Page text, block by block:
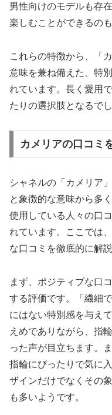
男性向けのモデルも存
楽しむことができるの
これらの特徴から、「
意味を兼ね備えた、特
れています。長く愛用
たりの選択肢となるでし
カメリアの口コミ
シャネルの「カメリア
と象徴的な意味から多
使用している人々の口
れています。ここでは
な口コミを徹底的に解説
まず、ポジティブな口
する評価です。「繊細
にはない特別感を与え
えめでありながら、指
った声が目立ちます。
指輪にぴったりで気に
ザインだけでなくその
も多いようです。